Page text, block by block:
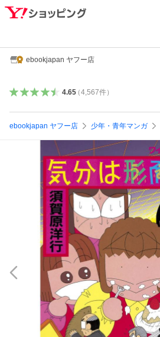
ebookjapan ヤフー店
4.65（4,567件）
ebookjapan ヤフー店 少年・青年マンガ